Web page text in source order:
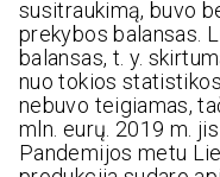
susitraukimą, buvo
prekybos balansas.
balansas, t. y.
nuo tokios
nebuvo teigiamas,
mln. eurų. 2019 m.
Pandemijos metu